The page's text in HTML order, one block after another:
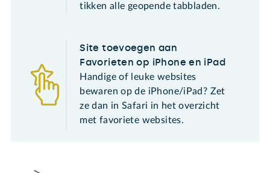
tikken alle geopende tabbladen.
Site toevoegen aan
Favorieten op iPhone en iPad
Handige of leuke websites
bewaren op de iPhone/iPad? Zet
ze dan in Safari in het overzicht
met favoriete websites.